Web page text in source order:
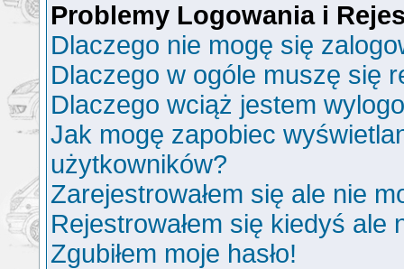
Problemy Logowania i
Dlaczego nie mogę się
Dlaczego w ogóle muszę się
Dlaczego wciąż jestem
Jak mogę zapobiec
użytkowników?
Zarejestrowałem się ale nie
Rejestrowałem się kiedyś ale
Zgubiłem moje hasło!